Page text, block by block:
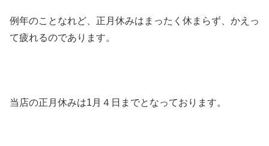
例年のことなれど、正月休みはまったく休まらず、かえっ
て疲れるのであります。
当店の正月休みは1月４日までとなっております。